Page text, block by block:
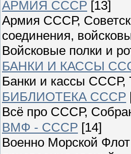
АРМИЯ СССР [13]
Армия СССР,
соединения,
Войсковые полки и
БАНКИ И КАССЫ
Банки и кассы СССР,
БИБЛИОТЕКА СССР
Всё про СССР,
ВМФ - СССР [14]
Военно Морской